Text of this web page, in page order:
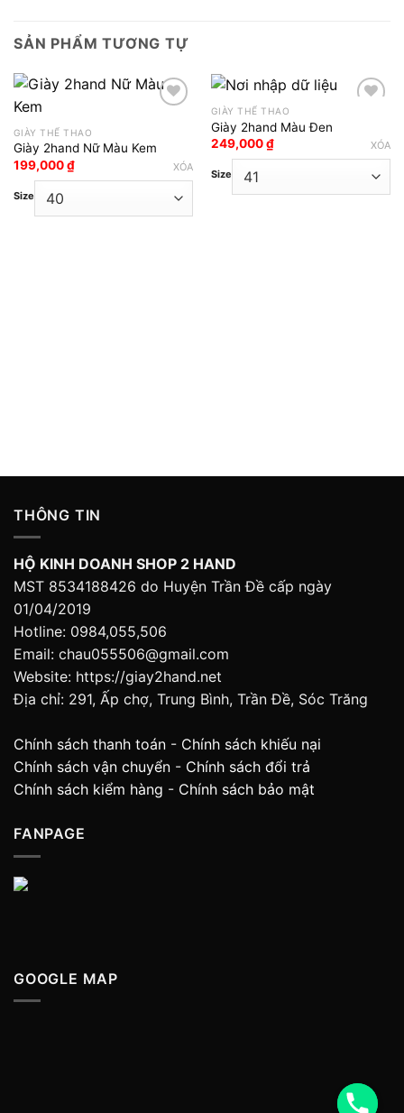
SẢN PHẨM TƯƠNG TỰ
Add to wishlist
GIÀY THỂ THAO
Giày 2hand Nữ Màu Kem
199,000₫
Size
XÓA
Add to wishlist
GIÀY THỂ THAO
Giày 2hand Màu Đen
249,000₫
Size
XÓA
THÔNG TIN
HỘ KINH DOANH SHOP 2 HAND
MST 8534188426 do Huyện Trần Đề cấp ngày
01/04/2019
Hotline: 0984,055,506
Email: chau055506@gmail.com
Website: https://giay2hand.net
Địa chỉ: 291, Ấp chợ, Trung Bình, Trần Đề, Sóc Trăng
Chính sách thanh toán - Chính sách khiếu nại
Chính sách vận chuyển - Chính sách đổi trả
Chính sách kiểm hàng - Chính sách bảo mật
FANPAGE
GOOGLE MAP